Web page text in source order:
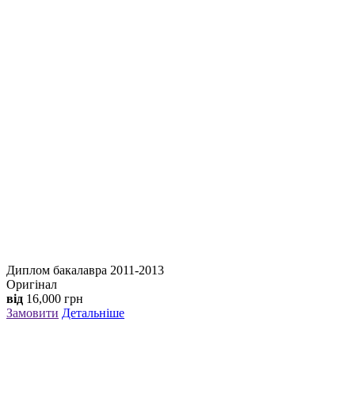
Диплом бакалавра 2011-2013
Оригінал
від 16,000 грн
Замовити Детальніше